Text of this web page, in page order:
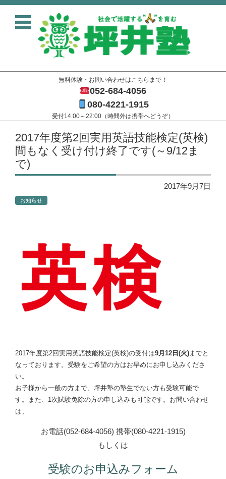
無料体験・お問い合わせはこちらまで！
052-684-4056
080-4221-1915
受付14:00～22:00（時間外は携帯へどうぞ）
コンテンツに移動
2017年度第2回実用英語技能検定(英検)
間もなく受け付け終了です(～9/12ま
で)
2017年9月7日
お知らせ
2017年度第2回実用英語技能検定(英検)の受付は9月12日(火)までと
なっております。受験をご希望の方はお早めにお申し込みくださ
い。
お子様から一般の方まで、坪井塾の塾生でない方も受験可能で
す。また、1次試験免除の方の申し込みも可能です。お問い合わせ
は、
お電話(052-684-4056) 携帯(080-4221-1915)
もしくは
受験のお申込みフォーム